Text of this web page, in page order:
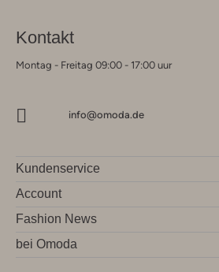
Kontakt
Montag - Freitag 09:00 - 17:00 uur
info@omoda.de
Kundenservice
Account
Fashion News
bei Omoda